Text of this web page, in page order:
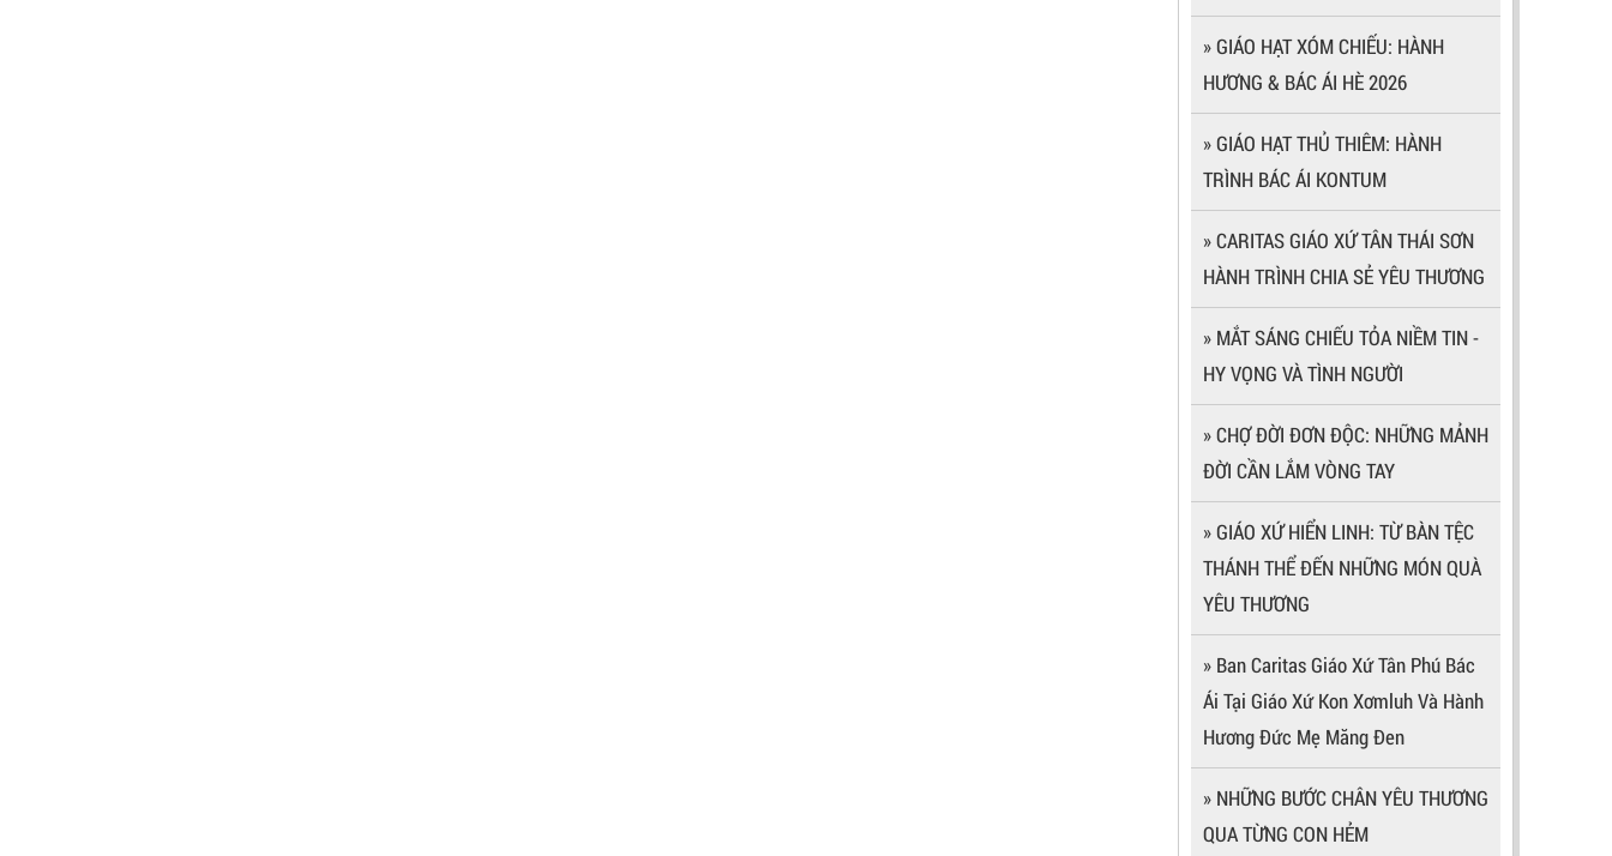
» GIÁO HẠT XÓM CHIẾU: HÀNH
HƯƠNG & BÁC ÁI HÈ 2026
» GIÁO HẠT THỦ THIÊM: HÀNH
TRÌNH BÁC ÁI KONTUM
» CARITAS GIÁO XỨ TÂN THÁI SƠN
HÀNH TRÌNH CHIA SẺ YÊU THƯƠNG
» MẮT SÁNG CHIẾU TỎA NIỀM TIN -
HY VỌNG VÀ TÌNH NGƯỜI
» CHỢ ĐỜI ĐƠN ĐỘC: NHỮNG MẢNH
ĐỜI CẦN LẮM VÒNG TAY
» GIÁO XỨ HIỂN LINH: TỪ BÀN TỆC
THÁNH THỂ ĐẾN NHỮNG MÓN QUÀ
YÊU THƯƠNG
» Ban Caritas Giáo Xứ Tân Phú Bác
Ái Tại Giáo Xứ Kon Xơmluh Và Hành
Hương Đức Mẹ Măng Đen
» NHỮNG BƯỚC CHÂN YÊU THƯƠNG
QUA TỪNG CON HẺM